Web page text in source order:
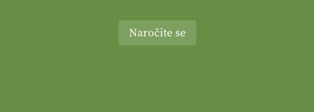
Naročite se